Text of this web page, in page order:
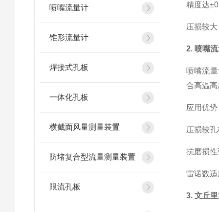
喷嘴流量计
锥形流量计
焊接式孔板
一体化孔板
横截面风量测量装置
防堵复合型流量测量装置
限流孔板
精度达
压损较
2. 喷嘴
喷嘴流
合高温
应用优
压损较
抗磨损
雷诺数适
3. 文丘